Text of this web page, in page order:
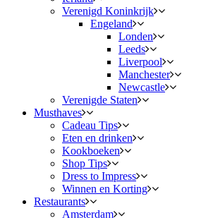
Verenigd Koninkrijk
Engeland
Londen
Leeds
Liverpool
Manchester
Newcastle
Verenigde Staten
Musthaves
Cadeau Tips
Eten en drinken
Kookboeken
Shop Tips
Dress to Impress
Winnen en Korting
Restaurants
Amsterdam